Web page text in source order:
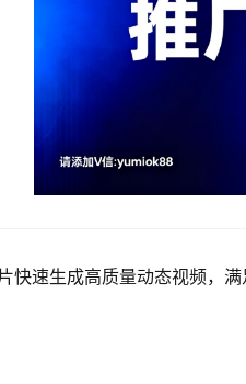
快速生成高质量动态视频，